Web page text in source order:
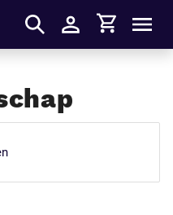
Inloggen
Winkelmandje